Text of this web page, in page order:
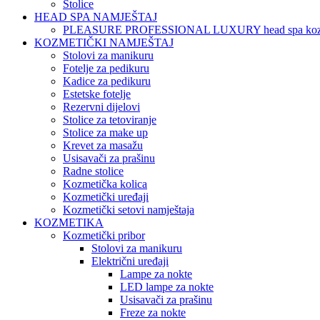
Stolice
HEAD SPA NAMJEŠTAJ
PLEASURE PROFESSIONAL LUXURY head spa
KOZMETIČKI NAMJEŠTAJ
Stolovi za manikuru
Fotelje za pedikuru
Kadice za pedikuru
Estetske fotelje
Rezervni dijelovi
Stolice za tetoviranje
Stolice za make up
Krevet za masažu
Usisavači za prašinu
Radne stolice
Kozmetička kolica
Kozmetički uređaji
Kozmetički setovi namještaja
KOZMETIKA
Kozmetički pribor
Stolovi za manikuru
Električni uređaji
Lampe za nokte
LED lampe za nokte
Usisavači za prašinu
Freze za nokte